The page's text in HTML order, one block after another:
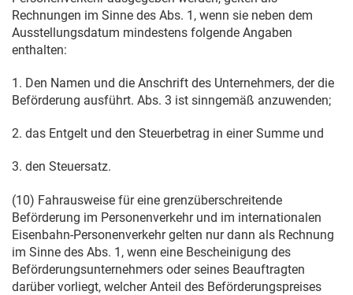
Rechnungen im Sinne des Abs. 1, wenn sie neben dem
Ausstellungsdatum mindestens folgende Angaben
enthalten:
1. Den Namen und die Anschrift des Unternehmers, der die
Beförderung ausführt. Abs. 3 ist sinngemäß anzuwenden;
2. das Entgelt und den Steuerbetrag in einer Summe und
3. den Steuersatz.
(10) Fahrausweise für eine grenzüberschreitende
Beförderung im Personenverkehr und im internationalen
Eisenbahn-Personenverkehr gelten nur dann als Rechnung
im Sinne des Abs. 1, wenn eine Bescheinigung des
Beförderungsunternehmers oder seines Beauftragten
darüber vorliegt, welcher Anteil des Beförderungspreises